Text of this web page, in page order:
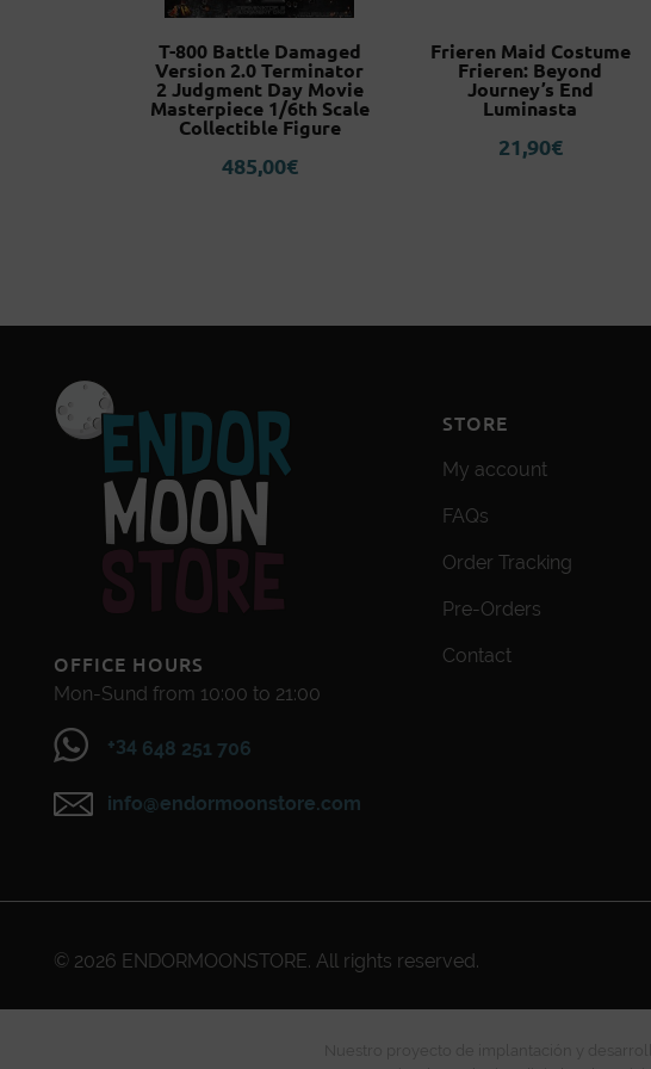
T-800 Battle Damaged
Version 2.0 Terminator
2 Judgment Day Movie
Masterpiece 1/6th Scale
Collectible Figure
485,00€
Frieren Maid Costume
Frieren: Beyond
Journey’s End
Luminasta
21,90€
OFFICE HOURS
Mon-Sund from 10:00 to 21:00
+34 648 251 706
info@endormoonstore.com
STORE
My account
FAQs
Order Tracking
Pre-Orders
Contact
© 2026 ENDORMOONSTORE. All rights reserved.